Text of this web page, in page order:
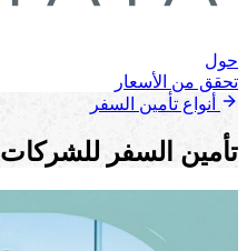
حول
تحقق من الأسعار
أنواع تأمين السفر
تأمين السفر للشركات